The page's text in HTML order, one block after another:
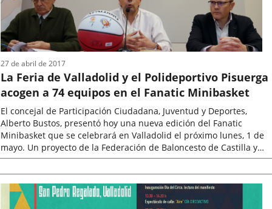
La Feria de Valladolid y el Polideportivo Pisuerga
acogen a 74 equipos en el Fanatic Minibasket
El concejal de Participación Ciudadana, Juventud y Deportes,
Alberto Bustos, presentó hoy una nueva edición del Fanatic
Minibasket que se celebrará en Valladolid el próximo lunes, 1 de
mayo. Un proyecto de la Federación de Baloncesto de Castilla y
León (FBCyL),...
de
la
noticia
27 de abril de 2017